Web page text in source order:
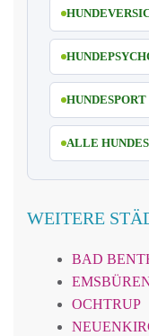
ALLE
WEITERE
BAD
OCHTRUP